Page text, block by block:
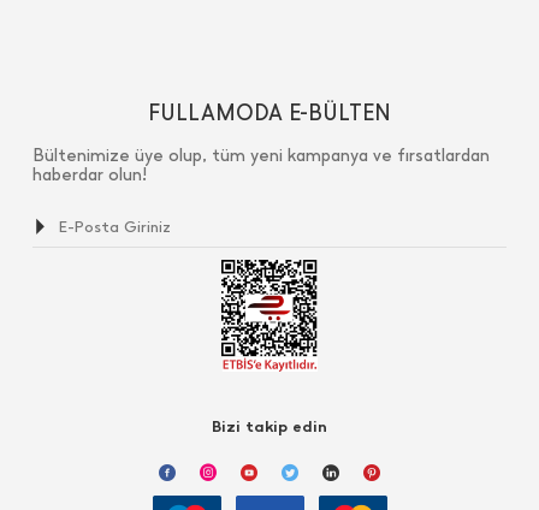
FULLAMODA E-BÜLTEN
Bültenimize üye olup, tüm yeni kampanya ve fırsatlardan
haberdar olun!
Bizi takip edin